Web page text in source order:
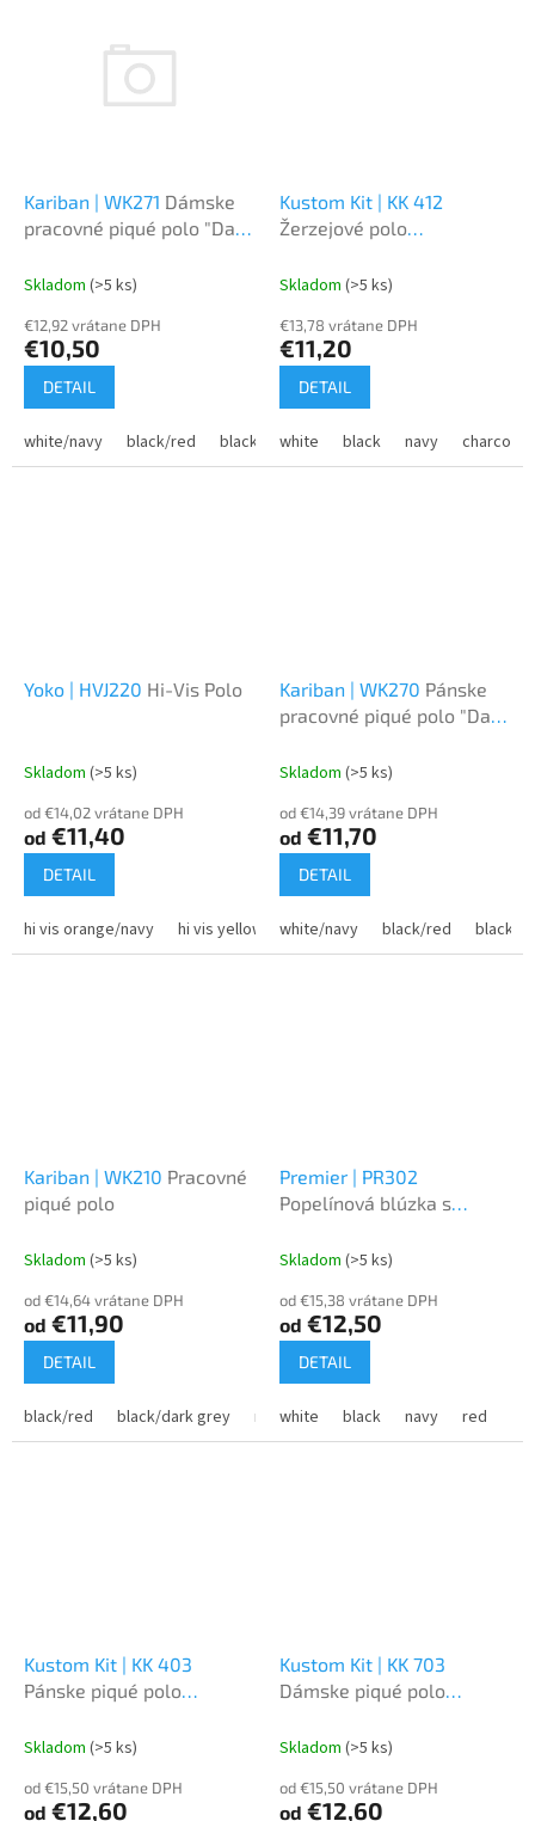
Kariban | WK271 Dámske
pracovné piqué polo "Day-
Skladom (>5 ks)
€12,92 vrátane DPH
€10,50
DETAIL
white/navy black/red black/yellow black/orange black/
Kustom Kit | KK 412
Žerzejové polo
Skladom (>5 ks)
€13,78 vrátane DPH
€11,20
DETAIL
white black navy charcoal
Yoko | HVJ220 Hi-Vis Polo
Skladom (>5 ks)
od €14,02 vrátane DPH
od €11,40
DETAIL
hi vis orange/navy hi vis yellow/navy
Kariban | WK270 Pánske
pracovné piqué polo "Day-
Skladom (>5 ks)
od €14,39 vrátane DPH
od €11,70
DETAIL
white/navy black/red black/
Kariban | WK210 Pracovné
piqué polo
Skladom (>5 ks)
od €14,64 vrátane DPH
od €11,90
DETAIL
black/red black/dark grey navy/dark grey black/yellow
Premier | PR302
Popelínová blúzka s
Skladom (>5 ks)
od €15,38 vrátane DPH
od €12,50
DETAIL
white black navy red
Kustom Kit | KK 403
Pánske piqué polo
Skladom (>5 ks)
od €15,50 vrátane DPH
od €12,60
Kustom Kit | KK 703
Dámske piqué polo
Skladom (>5 ks)
od €15,50 vrátane DPH
od €12,60